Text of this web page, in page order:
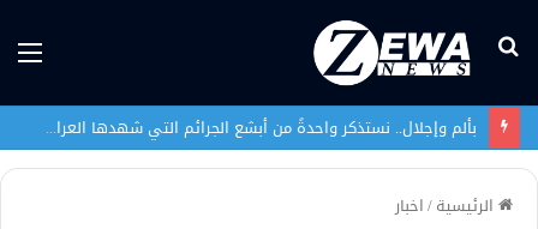
بحث
بألم وإجلال.. نستذكر واحدةً من أبشع الجرائم التي شهدها العراق في تاريخه الحديث
الرئيسية/اخبار